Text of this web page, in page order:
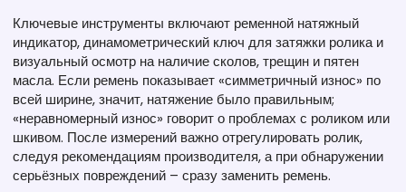
Ключевые инструменты включают ременной натяжный
индикатор, динамометрический ключ для затяжки ролика и
визуальный осмотр на наличие сколов, трещин и пятен
масла. Если ремень показывает «симметричный износ» по
всей ширине, значит, натяжение было правильным;
«неравномерный износ» говорит о проблемах с роликом или
шкивом. После измерений важно отрегулировать ролик,
следуя рекомендациям производителя, а при обнаружении
серьёзных повреждений – сразу заменить ремень.